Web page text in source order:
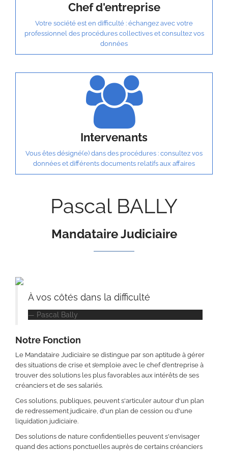
Chef d'entreprise
Votre société est en difficulté : échangez avec votre
professionnel des procédures collectives et consultez vos
données
Intervenants
Vous êtes désigné(e) dans des procédures : consultez vos
données et différents documents relatifs aux affaires
Pascal BALLY
Mandataire Judiciaire
À vos côtés dans la difficulté
Pascal Bally
Notre Fonction
Le Mandataire Judiciaire se distingue par son aptitude à gérer
des situations de crise et s’emploie avec le chef d’entreprise à
trouver des solutions les plus favorables aux intérêts de ses
créanciers et de ses salariés.
Ces solutions, publiques, peuvent s'articuler autour d'un plan
de redressement judicaire, d'un plan de cession ou d'une
liquidation judiciaire.
Des solutions de nature confidentielles peuvent s'envisager
quand des actions ponctuelles auprès de certains créanciers